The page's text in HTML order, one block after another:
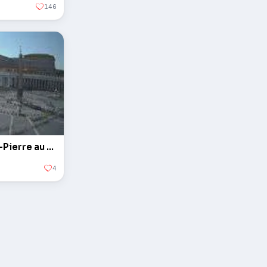
146
L'obélisque sur la Place Saint-Pierre au Vatican
4